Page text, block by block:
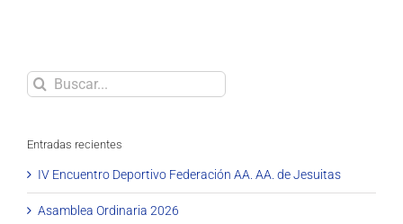
Buscar
Entradas recientes
IV Encuentro Deportivo Federación AA. AA. de Jesuitas
Asamblea Ordinaria 2026